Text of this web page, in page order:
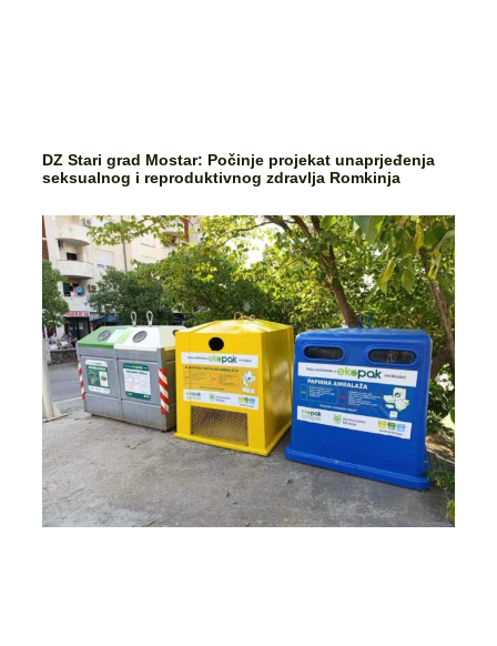
DZ Stari grad Mostar: Počinje projekat unaprjeđenja
seksualnog i reproduktivnog zdravlja Romkinja